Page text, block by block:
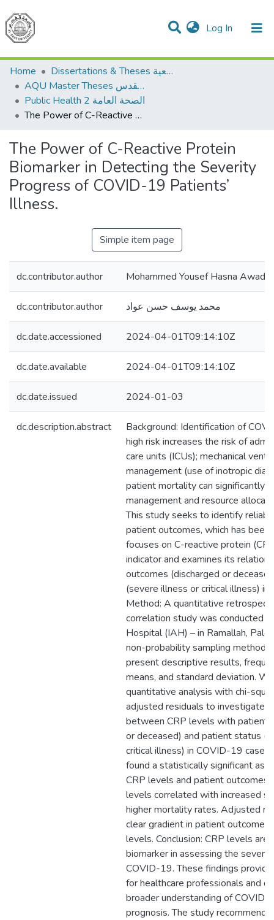
Log In (current)
Communities & Collections
All of DSpace
Home
Dissertations & Theses الرسائل الجامعية
AQU Master Theses الرسائل الجامعية الخاصة بجامعة القدس
Public Health 2 الصحة العامة
The Power of C-Reactive Protein Biomarker in Detecting the Severity Progress of COVID-19 Patients’ Illness.
The Power of C-Reactive Protein
Biomarker in Detecting the Severity
Progress of COVID-19 Patients’
Illness.
Simple item page
dc.contributor.author Mohammed Yousef Hasna Awad
dc.contributor.author محمد يوسف حسن عواد
dc.date.accessioned 2024-04-01T09:14:10Z
dc.date.available 2024-04-01T09:14:10Z
dc.date.issued 2024-01-03
dc.description.abstract
Background: Identification of
high risk increases the risk of
care units (ICUs); mechanical
management (use of inotropic
patient mortality can significantly
management and resource
This study seeks to identify
patient outcomes, which has been
focuses on C-reactive protein
indicator and examines its
outcomes (discharged or
(severe illness or critical illness)
Method: A quantitative
correlation study was conducted
Hospital (IAH) – in Ramallah,
non-probability sampling method
present descriptive results,
means, and standard deviation.
quantitative analysis with chi-
adjusted residuals to investigate
between CRP levels with patient
or deceased) and patient status
critical illness) in COVID-19
found a statistically significant
CRP levels and patient
levels correlated with increased
higher mortality rates. Adjusted
clear gradient in patient outcomes
levels. Conclusion: CRP levels are
biomarker in assessing the
COVID-19. These findings
for healthcare professionals and
broader understanding of COVID-
prognosis. The study